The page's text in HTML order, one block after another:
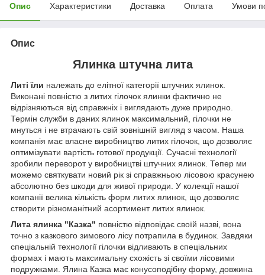
Опис Характеристики Доставка Оплата Умови
Опис
Ялинка штучна лита
Литі їли належать до елітної категорії штучних ялинок.
Виконані повністю з литих гілочок ялинки фактично не
відрізняються від справжніх і виглядають дуже природно.
Термін служби в даних ялинок максимальний, гілочки не
мнуться і не втрачають свій зовнішній вигляд з часом. Наша
компанія має власне виробництво литих гілочок, що дозволяє
оптимізувати вартість готової продукції. Сучасні технології
зробили переворот у виробництві штучних ялинок. Тепер ми
можемо святкувати новий рік зі справжньою лісовою красунею
абсолютно без шкоди для живої природи. У колекції нашої
компанії велика кількість форм литих ялинок, що дозволяє
створити різноманітний асортимент литих ялинок.
Лита ялинка "Казка" повністю відповідає своїй назві, вона
точно з казкового зимового лісу потрапила в будинок. Завдяки
спеціальній технології гілочки відливають в спеціальних
формах і мають максимальну схожість зі своїми лісовими
подружками. Ялина Казка має конусоподібну форму, довжина